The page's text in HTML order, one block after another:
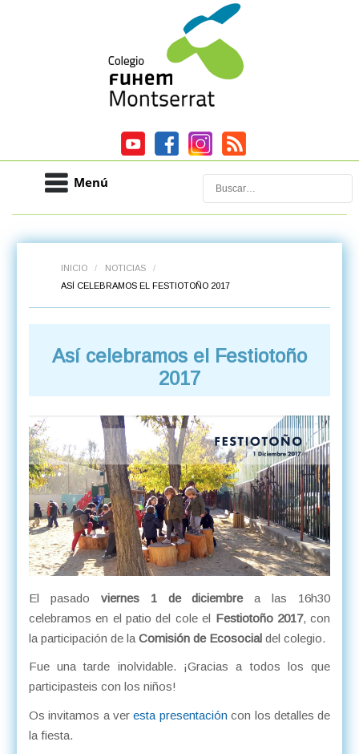
Menú Buscar
INICIO / NOTICIAS
/
ASÍ CELEBRAMOS EL FESTIOTOÑO 2017
Así celebramos el Festiotoño
2017
El pasado viernes 1 de diciembrea las 16h30
celebramos en el patio del cole el Festiotoño 2017, con
la participación de la Comisión de Ecosocialdel colegio.
Fue una tarde inolvidable. ¡Gracias a todos los que
participasteis con los niños!
Os invitamos a veresta presentacióncon los detalles de
la fiesta.